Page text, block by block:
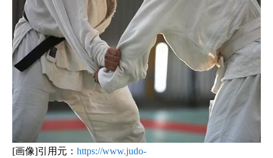
[画像]引用元： https://www.judo-